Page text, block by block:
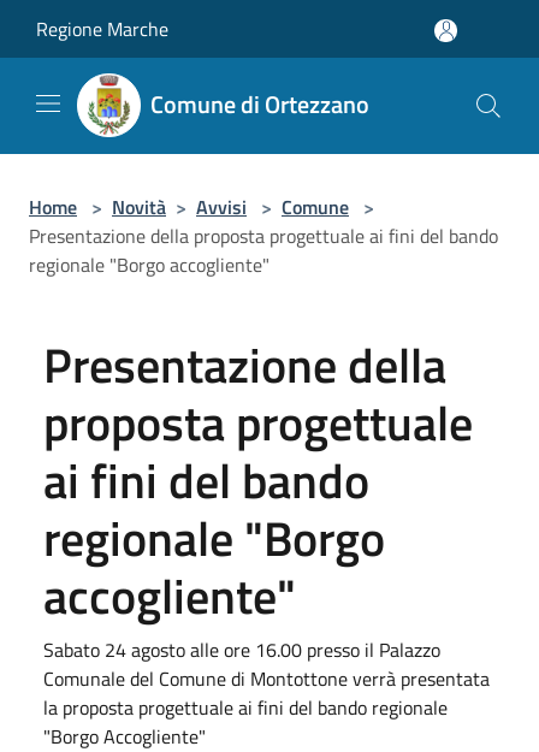
Regione Marche
Comune di Ortezzano
Home > Novità > Avvisi > Comune >
Presentazione della proposta progettuale ai fini del bando
regionale "Borgo accogliente"
Presentazione della
proposta progettuale
ai fini del bando
regionale "Borgo
accogliente"
Sabato 24 agosto alle ore 16.00 presso il Palazzo
Comunale del Comune di Montottone verrà presentata
la proposta progettuale ai fini del bando regionale
"Borgo Accogliente"